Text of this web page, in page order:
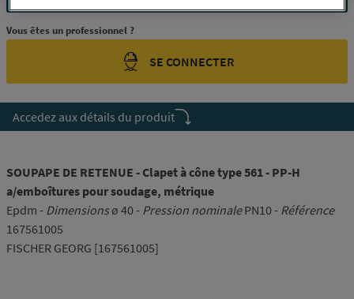
Vous êtes un professionnel ?
SE CONNECTER
Accedez aux détails du produit
SOUPAPE DE RETENUE - Clapet à cône type 561 - PP-H
a/emboîtures pour soudage, métrique
Epdm - Dimensions ø 40 - Pression nominalePN10 - Référence
167561005
FISCHER GEORG [167561005]